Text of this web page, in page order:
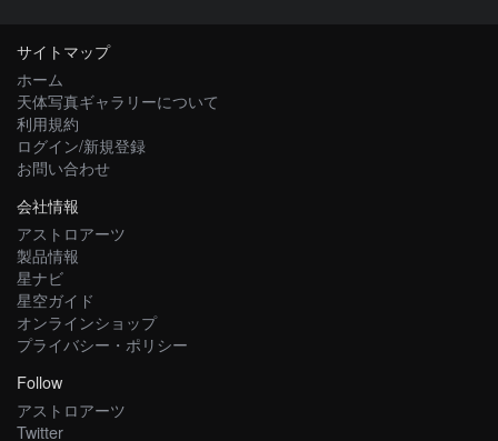
サイトマップ
ホーム
天体写真ギャラリーについて
利用規約
ログイン/新規登録
お問い合わせ
会社情報
アストロアーツ
製品情報
星ナビ
星空ガイド
オンラインショップ
プライバシー・ポリシー
Follow
アストロアーツ
Twitter